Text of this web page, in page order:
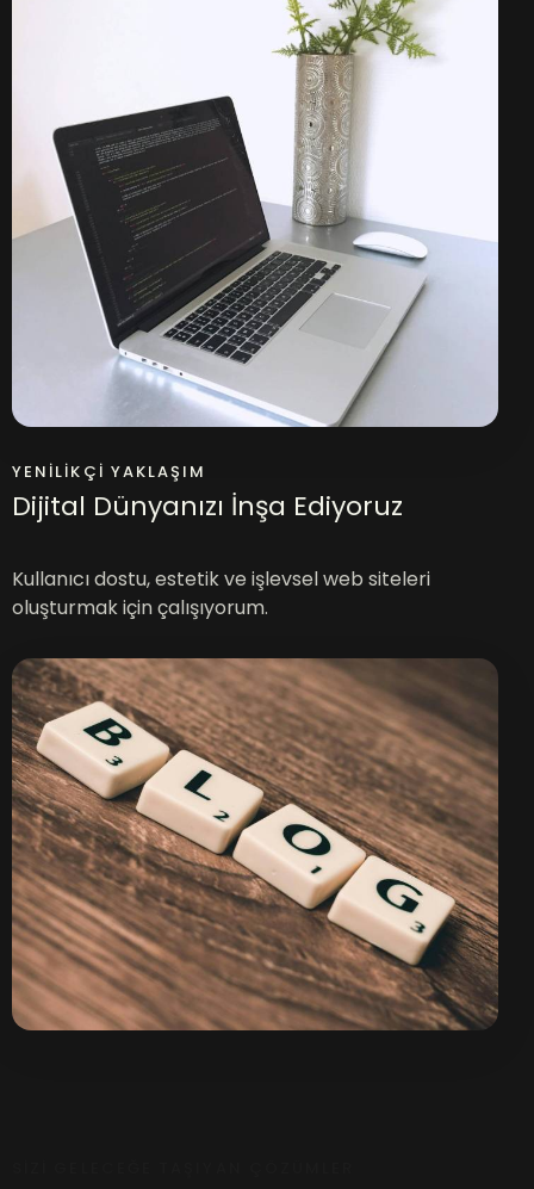
YENILIKÇI YAKLAŞIM
Dijital Dünyanızı İnşa Ediyoruz
Kullanıcı dostu, estetik ve işlevsel web siteleri
oluşturmak için çalışıyorum.